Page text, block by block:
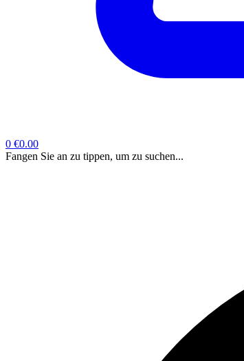
0 €0.00
Fangen Sie an zu tippen, um zu suchen...